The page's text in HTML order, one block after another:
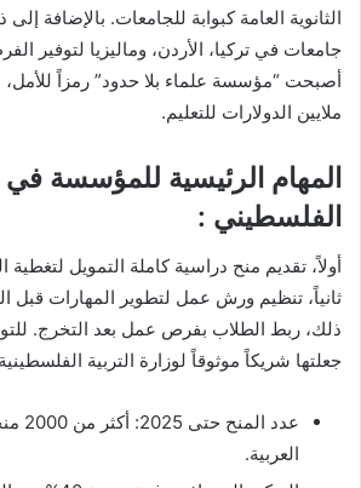
الثانوية العامة كبوابة للجامعات. بالإضافة
جامعات في تركيا، الأردن، وماليزيا لتوفير
أصبحت “مؤسسة علماء بلا حدود” رمزاً
ملايين الدولارات للتعليم.
المهام الرئيسية للمؤسسة
الفلسطيني :
أولاً، تقديم منح دراسية كاملة التمويل
ثانياً، تنظيم ورش عمل لتطوير المهارات قبل
ذلك، ربط الطلاب بفرص عمل بعد التخرج.
جعلتها شريكاً موثوقاً لوزارة التربية
عدد
العربية.